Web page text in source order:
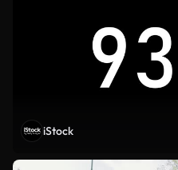
iStock